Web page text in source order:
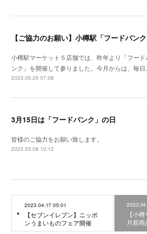
【ご協力のお願い】小樽駅「フードバンク
小樽駅マーケット５店舗では、昨年より「フード
ンク」を開催して参りました。今月からは、毎
2023.05.20 07:08
3月15日は「フードバンク」の日
皆様のご協力をお願い致します。
2023.03.08 10:12
2023.04.17 05:01
【セブンイレブン】ニッポ
ンうまいものフェア開催
【小
月新